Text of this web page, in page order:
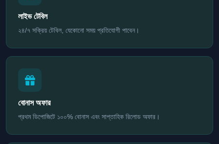
লাইভ টেবিল
২৪/৭ সক্রিয় টেবিল, যেকোনো সময় প্রতিযোগী পাবেন।
বোনাস অফার
প্রথম ডিপোজিটে ১০০% বোনাস এবং সাপ্তাহিক রিলোড অফার।